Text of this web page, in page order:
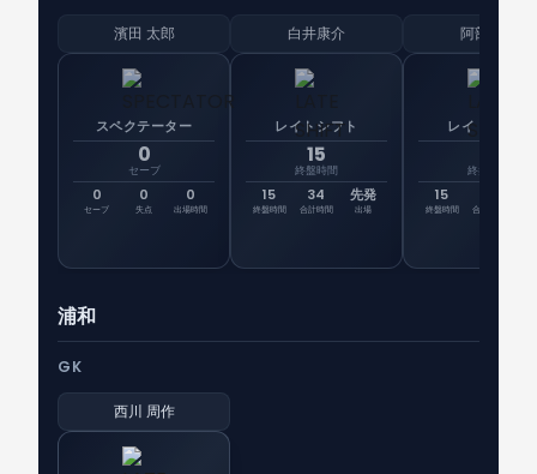
濱田 太郎
スペクテーター
0
セーブ
0
セーブ
0
失点
0
出場時間
白井康介
レイトシフト
15
終盤時間
15
終盤時間
34
合計時間
先発
出場
阿部海大
レイトシフト
終盤時間
15
終盤時間 合計時間
浦和
GK
西川 周作